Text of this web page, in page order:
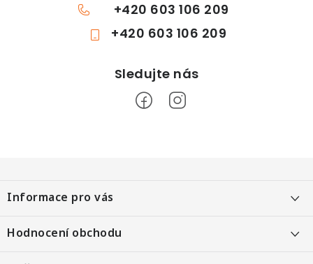
+420 603 106 209
+420 603 106 209
á
p
a
Informace pro vás
Objednání po telefonu
Hodnocení obchodu